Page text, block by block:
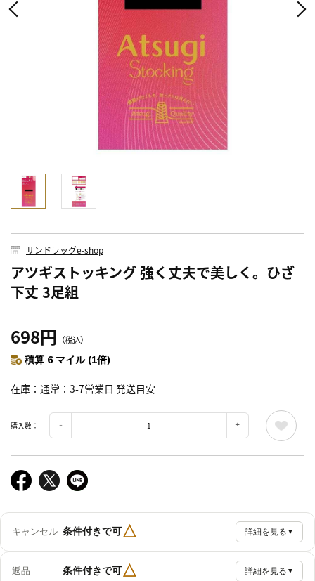
サンドラッグe-shop
アツギストッキング 強く丈夫で美しく。ひざ
下丈 3足組
698円 （税込）
積算 6 マイル (1倍)
在庫 通常：3-7営業日 発送目安
購入数：
キャンセル 条件付きで可△ 詳細を見る ▼
返品 条件付きで可△ 詳細を見る ▼